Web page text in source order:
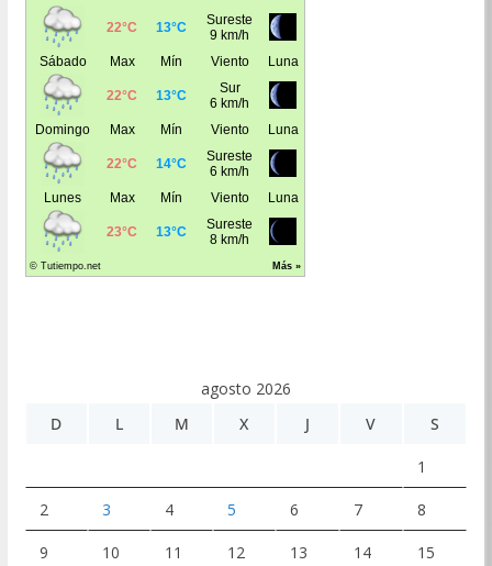
agosto 2026
D
L M X J V S
1
2 3 4 5 6 7 8
9 10 11 12 13 14 15